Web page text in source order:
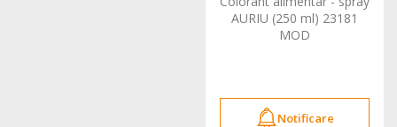
AURIU (250 ml) 23181
MOD
Notificare